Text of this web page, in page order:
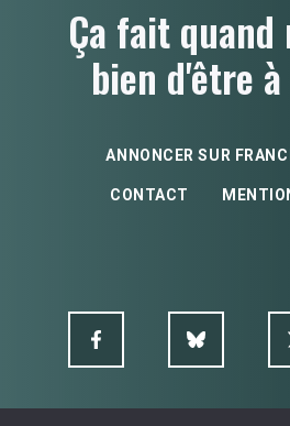
Ça fait quand
bien d'être
ANNONCER SUR
CONTACT